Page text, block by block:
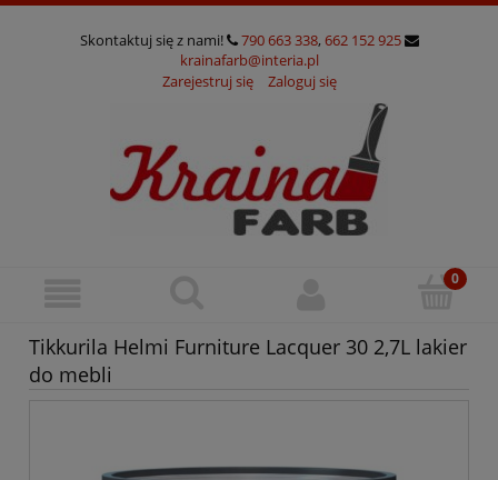
Skontaktuj się z nami! 790 663 338, 662 152 925
krainafarb@interia.pl
Zarejestruj się
Zaloguj się
Tikkurila Helmi Furniture Lacquer 30 2,7L lakier
do mebli